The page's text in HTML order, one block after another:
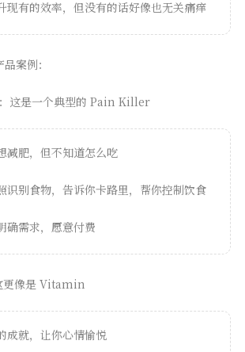
现有的效率，但没有的话好像也无关痛痒
案例：
这是一个典型的 Pain Killer
减肥，但不知道怎么吃
识别食物，告诉你卡路里，帮你控制饮食
确需求，愿意付费
更像是 Vitamin
成就，让你心情愉悦